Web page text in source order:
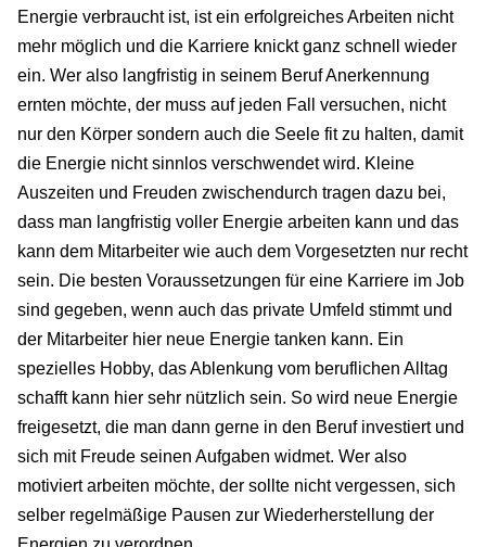
Energie verbraucht ist, ist ein erfolgreiches Arbeiten nicht
mehr möglich und die Karriere knickt ganz schnell wieder
ein. Wer also langfristig in seinem Beruf Anerkennung
ernten möchte, der muss auf jeden Fall versuchen, nicht
nur den Körper sondern auch die Seele fit zu halten, damit
die Energie nicht sinnlos verschwendet wird. Kleine
Auszeiten und Freuden zwischendurch tragen dazu bei,
dass man langfristig voller Energie arbeiten kann und das
kann dem Mitarbeiter wie auch dem Vorgesetzten nur recht
sein. Die besten Voraussetzungen für eine Karriere im Job
sind gegeben, wenn auch das private Umfeld stimmt und
der Mitarbeiter hier neue Energie tanken kann. Ein
spezielles Hobby, das Ablenkung vom beruflichen Alltag
schafft kann hier sehr nützlich sein. So wird neue Energie
freigesetzt, die man dann gerne in den Beruf investiert und
sich mit Freude seinen Aufgaben widmet. Wer also
motiviert arbeiten möchte, der sollte nicht vergessen, sich
selber regelmäßige Pausen zur Wiederherstellung der